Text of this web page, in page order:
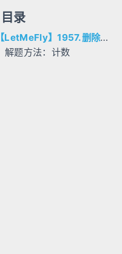
目录
【LetMeFly】1957.删除字符使字符串变好：计数
解题方法：计数